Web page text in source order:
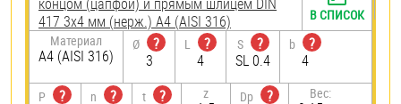
417 3х4 мм (нерж.) A4 (AISI 316)
Материал
A4 (AISI 316)
Ø
?
3
L
?
4
S
?
SL 0.4
b
?
4
P
?
n
?
t
?
z Dp
?
Вес:
В СПИСОК